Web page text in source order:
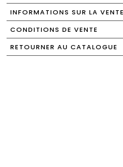
INFORMATIONS SUR LA VENTE
CONDITIONS DE VENTE
RETOURNER AU CATALOGUE